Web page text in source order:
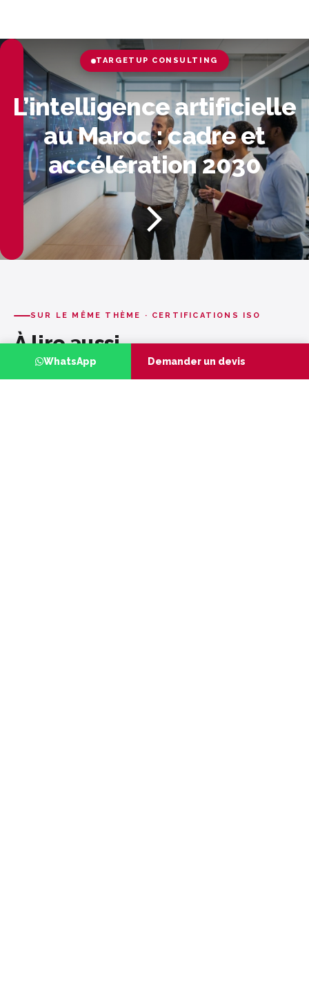
TARGETUP CONSULTING
L’intelligence artificielle
au Maroc : cadre et
accélération 2030
SUR LE MÊME THÈME · CERTIFICATIONS ISO
À lire aussi
WhatsApp Demander un devis